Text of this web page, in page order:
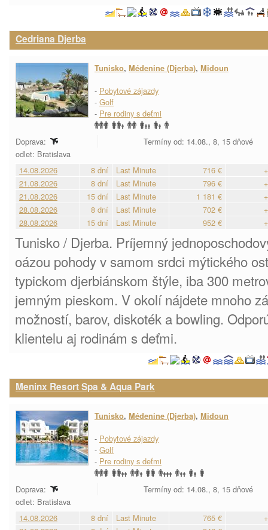
Cedriana Djerba
Tunisko, Médenine (Djerba), Midoun
- Pobytové zájazdy
- Golf
- Pre rodiny s deťmi
Doprava:
Termíny od: 14.08., 8, 15 dňové
odlet: Bratislava
14.08.2026
8 dní Last Minute 716 €
21.08.2026
8 dní Last Minute 796 €
21.08.2026
15 dní Last Minute 1 181 €
28.08.2026
8 dní Last Minute 702 €
28.08.2026
15 dní Last Minute 952 €
Tunisko / Djerba. Príjemný
oázou pohody v samom srdci mýtického
typickom djerbiánskom štýle, iba 300
jemným pieskom. V okolí nájdete mnoho
možností, barov, diskoték a bowling.
klientelu aj rodinám s deťmi.
Meninx Resort Spa & Aqua Park
Tunisko, Médenine (Djerba), Midoun
- Pobytové zájazdy
- Golf
- Pre rodiny s deťmi
Doprava:
Termíny od: 14.08., 8, 15 dňové
odlet: Bratislava
14.08.2026
8 dní Last Minute 765 €